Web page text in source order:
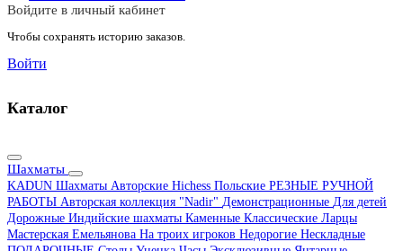
Войдите в личный кабинет
Чтобы сохранять историю заказов.
Войти
Каталог
Шахматы
KADUN Шахматы Авторские Hichess Польские РЕЗНЫЕ РУЧНОЙ
РАБОТЫ Авторская коллекция "Nadir" Демонстрационные Для детей
Дорожные Индийские шахматы Каменные Классические Ларцы
Мастерская Емельянова На троих игроков Недорогие Нескладные